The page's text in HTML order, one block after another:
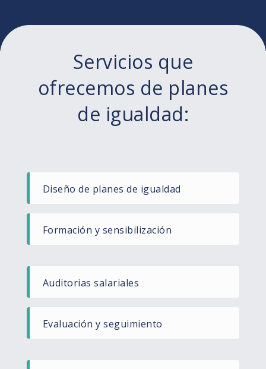
Servicios que
ofrecemos de planes
de igualdad:
Diseño de planes de igualdad​
Formación y sensibilización
Auditorias salariales ​
Evaluación y seguimiento​